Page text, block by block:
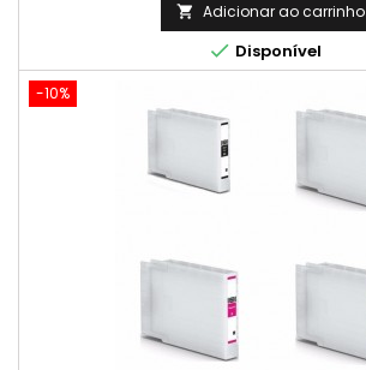
 Adicionar ao carrinho
 Disponível
-10%